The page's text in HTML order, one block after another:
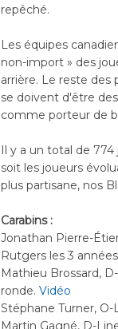
repêché.
Les équipes
non-import » des
arrière. Le reste
se doivent d'être
comme porteur de
Il y a un total de 774
soit les joueurs
plus partisane, nos
Carabins :
Jonathan Pierre-
Rutgers les 3
Mathieu Brossard,
ronde. Vidéo
Stéphane Turner,
Martin Gagné, D-